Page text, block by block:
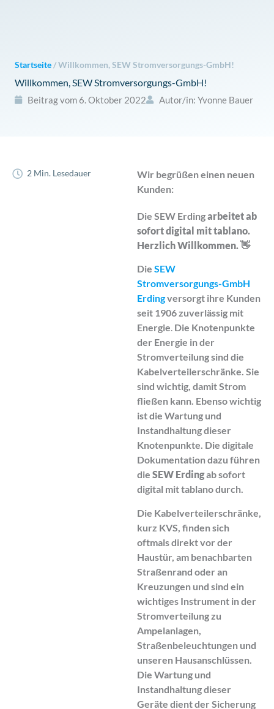
Startseite /Willkommen, SEW Stromversorgungs-GmbH!
Willkommen, SEW Stromversorgungs-GmbH!
Beitrag vom 6. Oktober 2022 Autor/in: Yvonne Bauer
2 Min. Lesedauer
Wir begrüßen einen neuen
Kunden:
Die SEW Erdingarbeitet ab
sofort digital mit tablano.
Herzlich Willkommen. 👋
Die SEW
Stromversorgungs-GmbH
Erdingversorgt ihre Kunden
seit 1906 zuverlässig mit
Energie. Die Knotenpunkte
der Energie in der
Stromverteilung sind die
Kabelverteilerschränke. Sie
sind wichtig, damit Strom
fließen kann. Ebenso wichtig
ist die Wartung und
Instandhaltung dieser
Knotenpunkte. Die digitale
Dokumentation dazu führen
die SEW Erdingab sofort
digital mit tablano durch.
Die Kabelverteilerschränke,
kurz KVS, finden sich
oftmals direkt vor der
Haustür, am benachbarten
Straßenrand oder an
Kreuzungen und sind ein
wichtiges Instrument in der
Stromverteilung zu
Ampelanlagen,
Straßenbeleuchtungen und
unseren Hausanschlüssen.
Die Wartung und
Instandhaltung dieser
Geräte dient der Sicherung